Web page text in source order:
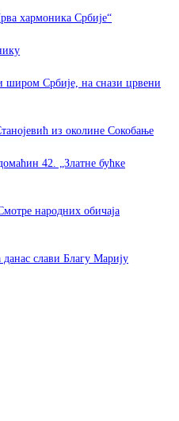
хармоника Србије“
широм Србије, на снази црвени
из околине Сокобање
42. „Златне бућке
народних обичаја
слави Благу Марију